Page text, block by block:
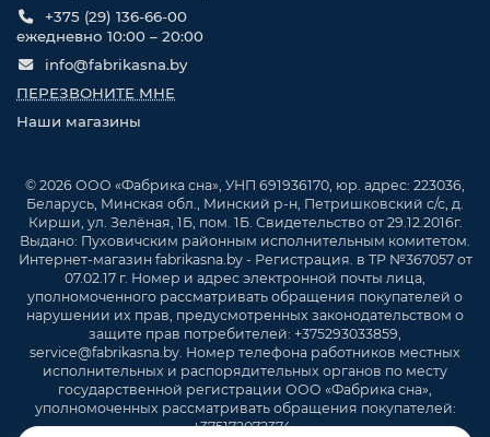
+375 (29) 136-66-00
ежедневно 10:00 – 20:00
info@fabrikasna.by
ПЕРЕЗВОНИТЕ МНЕ
Наши магазины
© 2026 ООО «Фабрика сна», УНП 691936170, юр. адрес: 223036,
Беларусь, Минская обл., Минский р-н, Петришковский с/с, д.
Кирши, ул. Зелёная, 1Б, пом. 1Б. Свидетельство от 29.12.2016г.
Выдано: Пуховичским районным исполнительным комитетом.
Интернет-магазин fabrikasna.by - Регистрация. в ТР №367057 от
07.02.17 г. Номер и адрес электронной почты лица,
уполномоченного рассматривать обращения покупателей о
нарушении их прав, предусмотренных законодательством о
защите прав потребителей: +375293033859,
service@fabrikasna.by. Номер телефона работников местных
исполнительных и распорядительных органов по месту
государственной регистрации ООО «Фабрика сна»,
уполномоченных рассматривать обращения покупателей:
+375172072374 .